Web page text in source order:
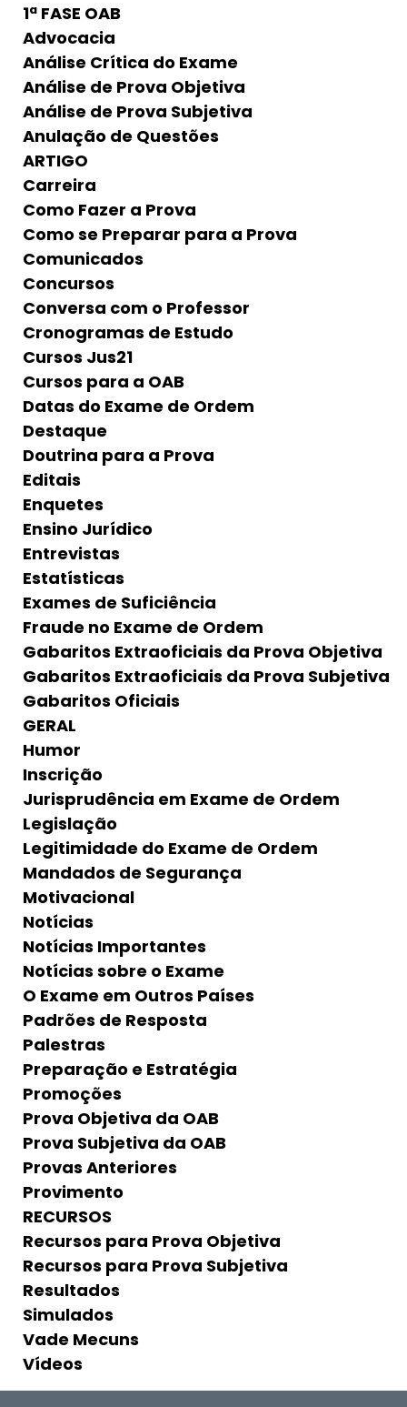
1ª FASE OAB
Advocacia
Análise Crítica do Exame
Análise de Prova Objetiva
Análise de Prova Subjetiva
Anulação de Questões
ARTIGO
Carreira
Como Fazer a Prova
Como se Preparar para a Prova
Comunicados
Concursos
Conversa com o Professor
Cronogramas de Estudo
Cursos Jus21
Cursos para a OAB
Datas do Exame de Ordem
Destaque
Doutrina para a Prova
Editais
Enquetes
Ensino Jurídico
Entrevistas
Estatísticas
Exames de Suficiência
Fraude no Exame de Ordem
Gabaritos Extraoficiais da Prova Objetiva
Gabaritos Extraoficiais da Prova Subjetiva
Gabaritos Oficiais
GERAL
Humor
Inscrição
Jurisprudência em Exame de Ordem
Legislação
Legitimidade do Exame de Ordem
Mandados de Segurança
Motivacional
Notícias
Notícias Importantes
Notícias sobre o Exame
O Exame em Outros Países
Padrões de Resposta
Palestras
Preparação e Estratégia
Promoções
Prova Objetiva da OAB
Prova Subjetiva da OAB
Provas Anteriores
Provimento
RECURSOS
Recursos para Prova Objetiva
Recursos para Prova Subjetiva
Resultados
Simulados
Vade Mecuns
Vídeos